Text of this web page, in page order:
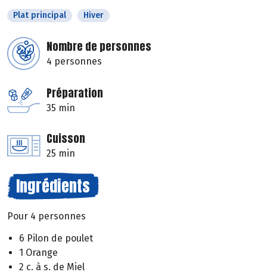
Plat principal Hiver
Nombre de personnes
4 personnes
Préparation
35 min
Cuisson
25 min
Ingrédients
Pour 4 personnes
6 Pilon de poulet
1 Orange
2 c. à s. de Miel